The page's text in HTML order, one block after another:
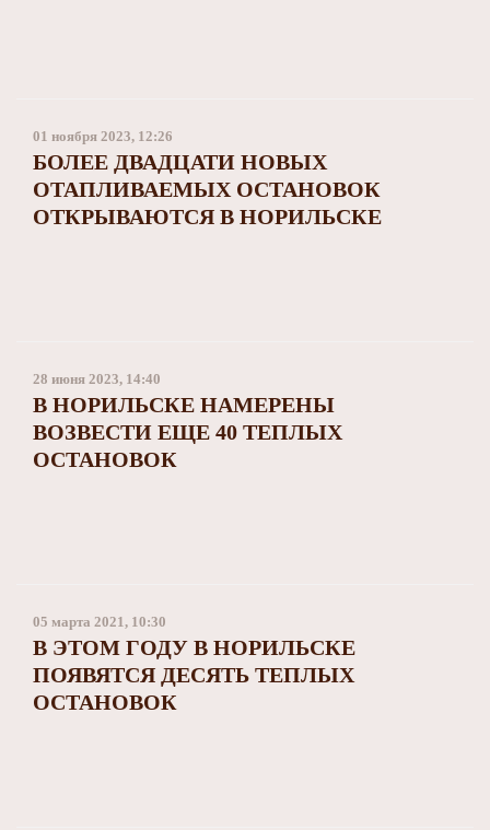
01 ноября 2023, 12:26
БОЛЕЕ ДВАДЦАТИ НОВЫХ
ОТАПЛИВАЕМЫХ ОСТАНОВОК
ОТКРЫВАЮТСЯ В НОРИЛЬСКЕ
28 июня 2023, 14:40
В НОРИЛЬСКЕ НАМЕРЕНЫ
ВОЗВЕСТИ ЕЩЕ 40 ТЕПЛЫХ
ОСТАНОВОК
05 марта 2021, 10:30
В ЭТОМ ГОДУ В НОРИЛЬСКЕ
ПОЯВЯТСЯ ДЕСЯТЬ ТЕПЛЫХ
ОСТАНОВОК